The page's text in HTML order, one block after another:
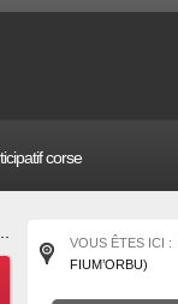
corse
VOUS ÊTES ICI :
FIUM’ORBU)